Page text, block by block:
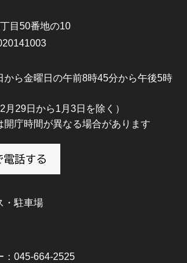
目50番地の10
から金曜日の午前8時45分から午後5時
月29日から1月3日を除く）
庁時間が異なる場合があります
・駐車場
：045-664-2525